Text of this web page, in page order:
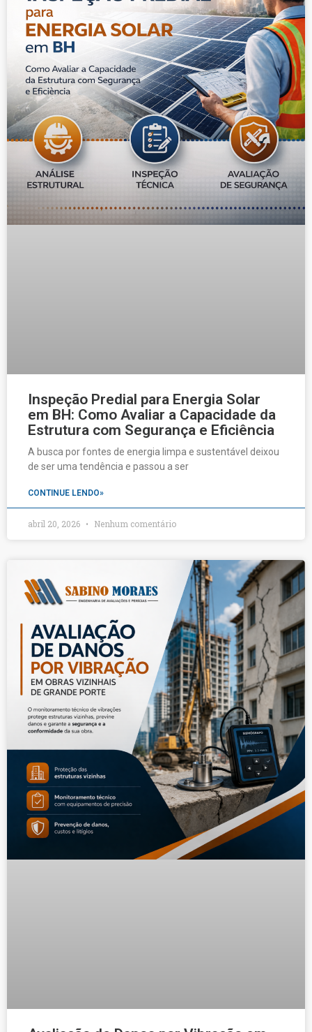
Inspeção Predial para Energia Solar
em BH: Como Avaliar a Capacidade da
Estrutura com Segurança e Eficiência
A busca por fontes de energia limpa e sustentável deixou
de ser uma tendência e passou a ser
CONTINUE LENDO»
abril 20, 2026 Nenhum comentário